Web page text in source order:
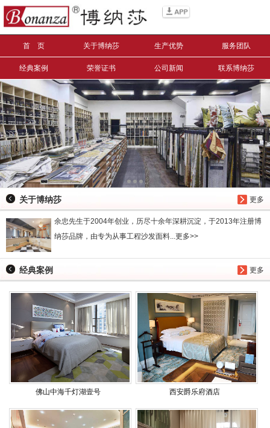
首 页 关于博纳莎 生产优势 服务团队
经典案例 荣誉证书 公司新闻 联系博纳莎
更多
关于博纳莎
余忠先生于2004年创业，历尽十余年深耕沉淀，于2013年注册博
纳莎品牌，由专为从事工程沙发面料...更多>>
更多
经典案例
佛山中海千灯湖壹号 西安爵乐府酒店
搜索